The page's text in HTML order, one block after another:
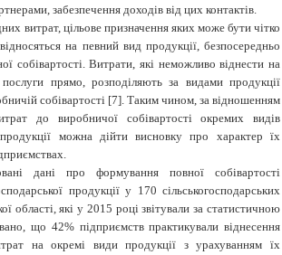
забезпечення доходів від цих контактів.
витрат, цільове призначення яких може бути чітко
на певний вид продукції, безпосередньо
собівартості. Витрати, які неможливо віднести на
прямо, розподіляють за видами продукції
собівартості [7]. Таким чином, за відношенням
до виробничої собівартості окремих видів
продукції можна дійти висновку про характер їх
дані про формування повної собівартості
продукції у 170 сільськогосподарських
області, які у 2015 році звітували за статистичною
що 42% підприємств практикували віднесення
на окремі види продукції з урахуванням їх